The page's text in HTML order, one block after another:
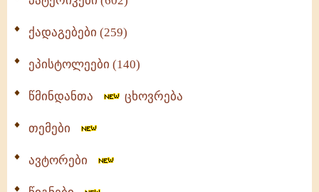
ქადაგებები (259)
ეპისტოლეები (140)
წმინდანთა ცხოვრება
თემები
ავტორები